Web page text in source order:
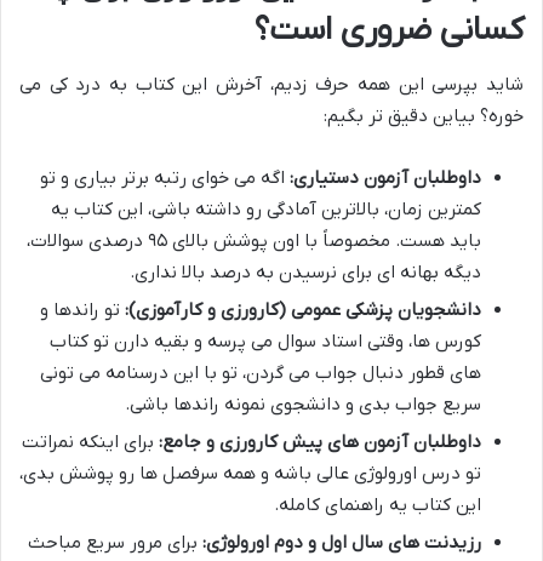
کسانی ضروری است؟
شاید بپرسی این همه حرف زدیم، آخرش این کتاب به درد کی می
خوره؟ بیاین دقیق تر بگیم:
داوطلبان آزمون دستیاری: اگه می خوای رتبه برتر بیاری و تو
کمترین زمان، بالاترین آمادگی رو داشته باشی، این کتاب یه
باید هست. مخصوصاً با اون پوشش بالای ۹۵ درصدی سوالات،
دیگه بهانه ای برای نرسیدن به درصد بالا نداری.
دانشجویان پزشکی عمومی (کارورزی و کارآموزی): تو راندها و
کورس ها، وقتی استاد سوال می پرسه و بقیه دارن تو کتاب
های قطور دنبال جواب می گردن، تو با این درسنامه می تونی
سریع جواب بدی و دانشجوی نمونه راندها باشی.
داوطلبان آزمون های پیش کارورزی و جامع: برای اینکه نمراتت
تو درس اورولوژی عالی باشه و همه سرفصل ها رو پوشش بدی،
این کتاب یه راهنمای کامله.
رزیدنت های سال اول و دوم اورولوژی: برای مرور سریع مباحث